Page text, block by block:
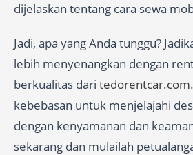
dijelaskan tentang cara sewa
Jadi, apa yang Anda tunggu?
lebih menyenangkan dengan
berkualitas dari tedorentcar.com
kebebasan untuk menjelajahi
dengan kenyamanan dan
sekarang dan mulailah